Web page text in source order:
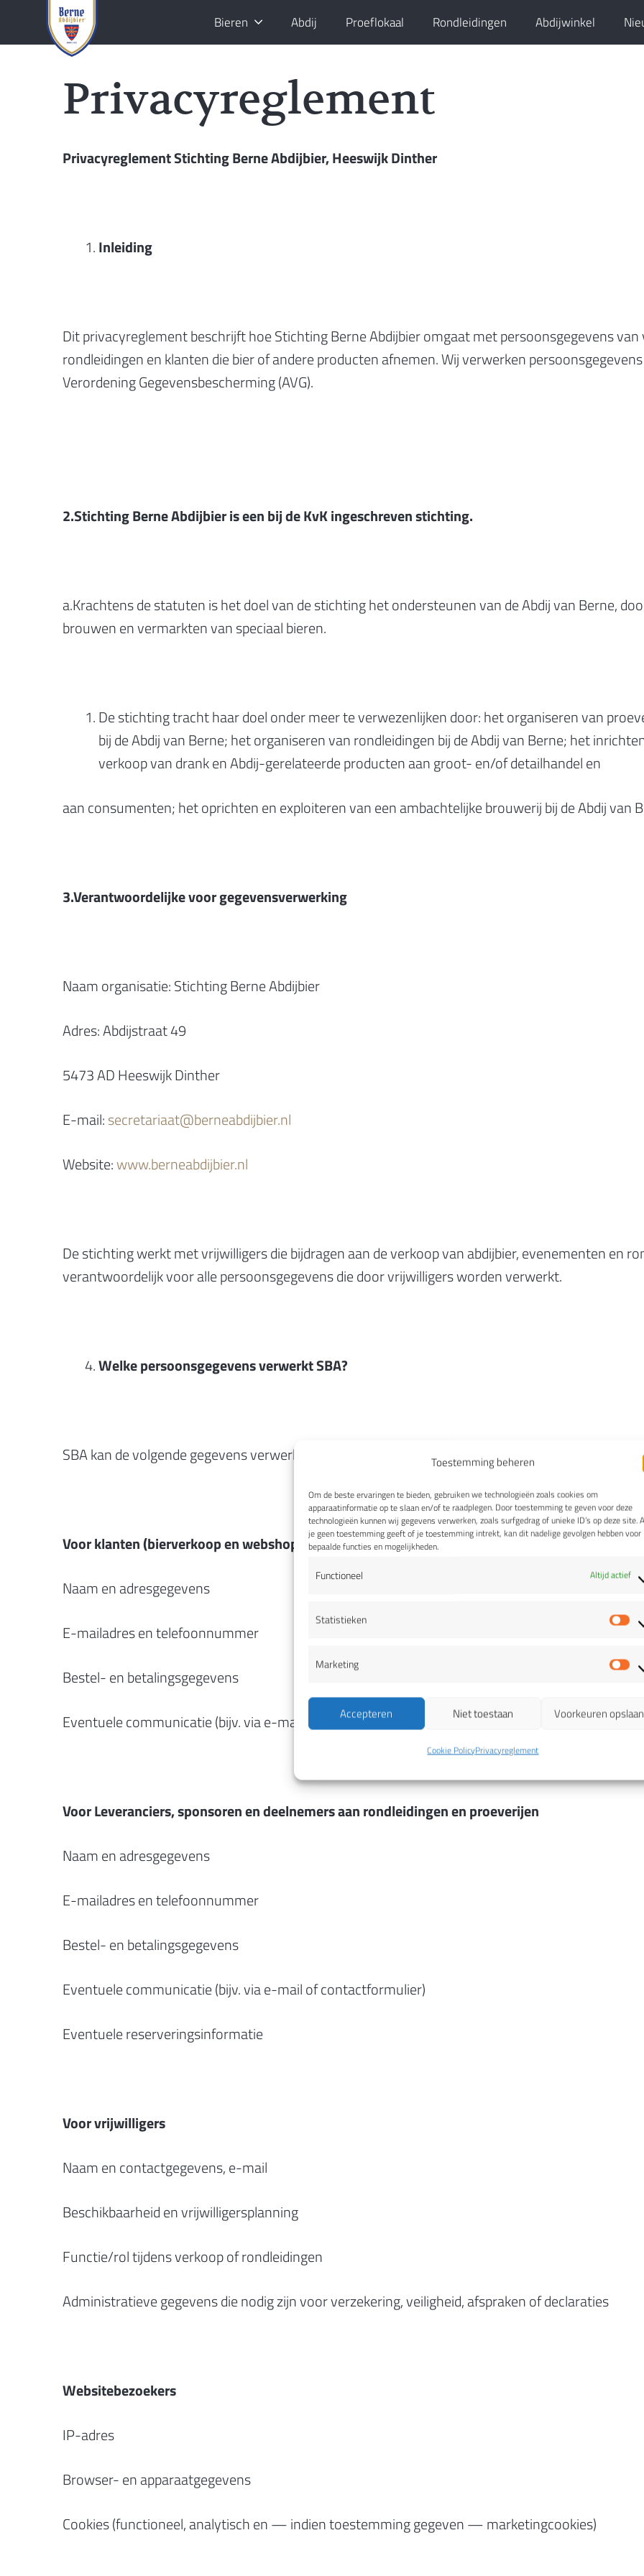
Toestemming beheren
Om de beste ervaringen te bieden, gebruiken we technologieën zoals cookies om
apparaatinformatie op te slaan en/of te raadplegen. Door toestemming te geven voor deze
technologieën kunnen wij gegevens verwerken, zoals surfgedrag of unieke ID’s op deze site.
je geen toestemming geeft of je toestemming intrekt, kan dit nadelige gevolgen hebben voor
bepaalde functies en mogelijkheden.
Functioneel Altijd actief
Statistieken
Marketing
Accepteren Niet toestaan Voorkeuren opslaan
Cookie PolicyPrivacyreglement
Bieren Abdij Proeflokaal Rondleidingen Abdijwinkel
Privacyreglement
Privacyreglement Stichting Berne Abdijbier, Heeswijk Dinther
Inleiding
Dit privacyreglement beschrijft hoe Stichting Berne Abdijbier omgaat met persoonsgegevens
rondleidingen en klanten die bier of andere producten afnemen. Wij verwerken
Verordening Gegevensbescherming (AVG).
2.Stichting Berne Abdijbier is een bij de KvK ingeschreven stichting.
a.Krachtens de statuten is het doel van de stichting het ondersteunen van de Abdij van Berne,
brouwen en vermarkten van speciaal bieren.
De stichting tracht haar doel onder meer te verwezenlijken door: het organiseren van
bij de Abdij van Berne; het organiseren van rondleidingen bij de Abdij van Berne; het
verkoop van drank en Abdij-gerelateerde producten aan groot- en/of detailhandel en
aan consumenten; het oprichten en exploiteren van een ambachtelijke brouwerij bij de Abdij van
3.Verantwoordelijke voor gegevensverwerking
Naam organisatie: Stichting Berne Abdijbier
Adres: Abdijstraat 49
5473 AD Heeswijk Dinther
E-mail:secretariaat@berneabdijbier.nl
Website:www.berneabdijbier.nl
De stichting werkt met vrijwilligers die bijdragen aan de verkoop van abdijbier, evenementen en
verantwoordelijk voor alle persoonsgegevens die door vrijwilligers worden verwerkt.
Welke persoonsgegevens verwerkt SBA?
SBA kan de volgende gegevens verwerken:
Voor klanten (bierverkoop en webshop)
Naam en adresgegevens
E-mailadres en telefoonnummer
Bestel- en betalingsgegevens
Eventuele communicatie (bijv. via e-mail of contactformulier)
Voor Leveranciers, sponsoren en deelnemers aan rondleidingen en proeverijen
Naam en adresgegevens
E-mailadres en telefoonnummer
Bestel- en betalingsgegevens
Eventuele communicatie (bijv. via e-mail of contactformulier)
Eventuele reserveringsinformatie
Voor vrijwilligers
Naam en contactgegevens, e-mail
Beschikbaarheid en vrijwilligersplanning
Functie/rol tijdens verkoop of rondleidingen
Administratieve gegevens die nodig zijn voor verzekering, veiligheid, afspraken of declaraties
Websitebezoekers
IP-adres
Browser- en apparaatgegevens
Cookies (functioneel, analytisch en — indien toestemming gegeven — marketingcookies)